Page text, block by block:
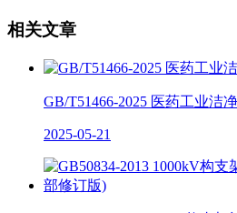
相关文章
GB/T51466-2025 医药工业洁
2025-05-21